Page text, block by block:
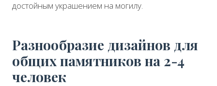
достойным украшением на могилу.
Разнообразие дизайнов для
общих памятников на 2-4
человек